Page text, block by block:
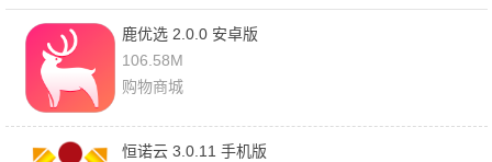
鹿优选 2.0.0 安卓版
106.58M
购物商城
恒诺云 3.0.11 手机版